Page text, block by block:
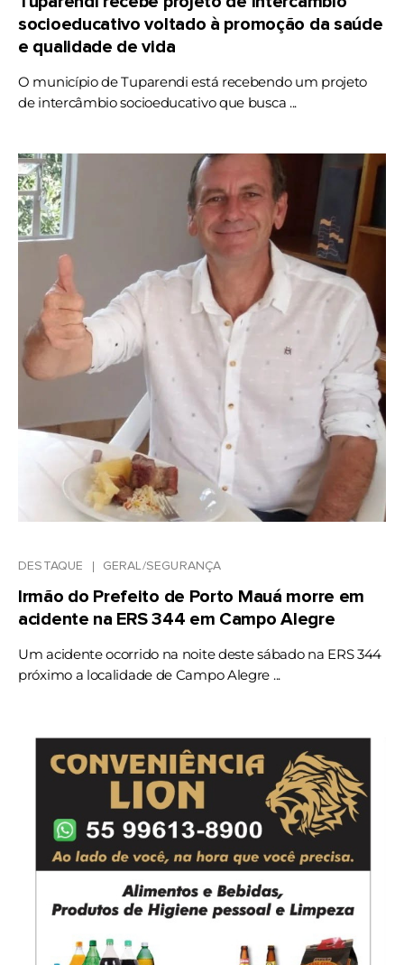
socioeducativo voltado à promoção da saúde
e qualidade de vida
O município de Tuparendi está recebendo um projeto
de intercâmbio socioeducativo que busca ...
DESTAQUE GERAL/SEGURANÇA
Irmão do Prefeito de Porto Mauá morre em
acidente na ERS 344 em Campo Alegre
Um acidente ocorrido na noite deste sábado na ERS 344
próximo a localidade de Campo Alegre ...